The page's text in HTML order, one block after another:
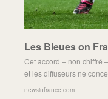
Cet accord – non chiffré
et les diffuseurs ne
newsinfrance.com